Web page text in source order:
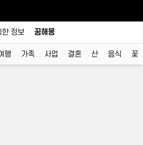
한 정보 꿈해몽
행 가족 사업 결혼 산 음식 꽃